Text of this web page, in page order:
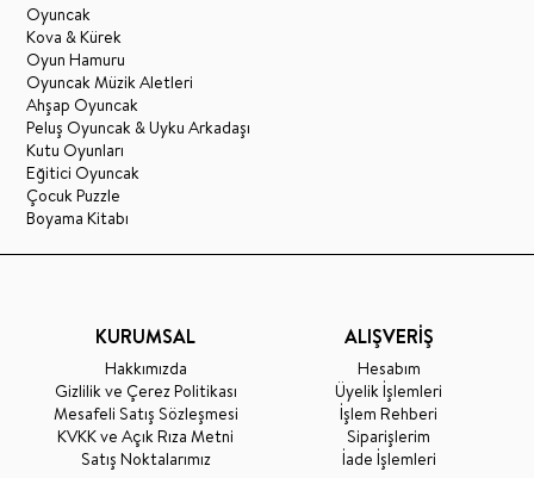
Oyuncak
Kova & Kürek
Oyun Hamuru
Oyuncak Müzik Aletleri
Ahşap Oyuncak
Peluş Oyuncak & Uyku Arkadaşı
Kutu Oyunları
Eğitici Oyuncak
Çocuk Puzzle
Boyama Kitabı
KURUMSAL
Hakkımızda
Gizlilik ve Çerez Politikası
Mesafeli Satış Sözleşmesi
KVKK ve Açık Rıza Metni
Satış Noktalarımız
ALIŞVERİŞ
Hesabım
Üyelik İşlemleri
İşlem Rehberi
Siparişlerim
İade İşlemleri